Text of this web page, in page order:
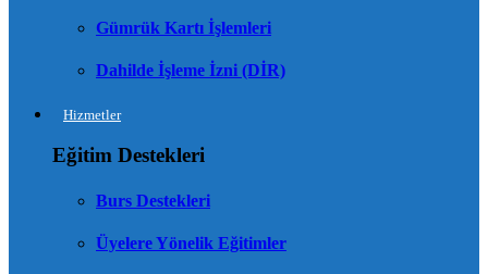
Gümrük Kartı İşlemleri
Dahilde İşleme İzni (DİR)
Hizmetler
Eğitim Destekleri
Burs Destekleri
Üyelere Yönelik Eğitimler